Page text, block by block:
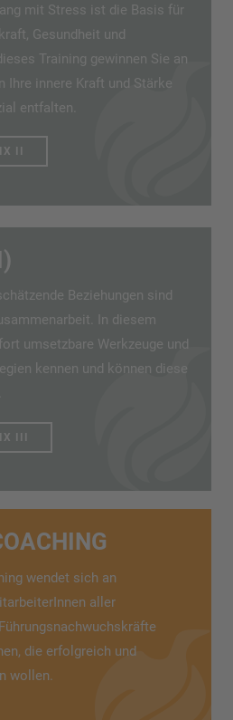
mit Stress ist die Basis für
Gesundheit und
Training gewinnen Sie an
Ihre innere Kraft und Stärke
entfalten.
II
Beziehungen sind
In diesem
umsetzbare Werkzeuge und
kennen und können diese
III
wendet sich an
aller
die erfolgreich und
wollen.